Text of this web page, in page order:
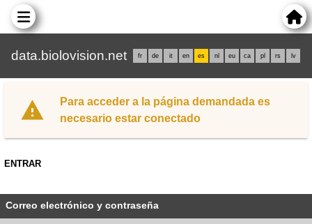
data.biolovision.net fr de it en es nl eu ca pl rs lv
Para acceder a la página demandada es
necesario estar conectado
ENTRAR
Correo electrónico y contraseña